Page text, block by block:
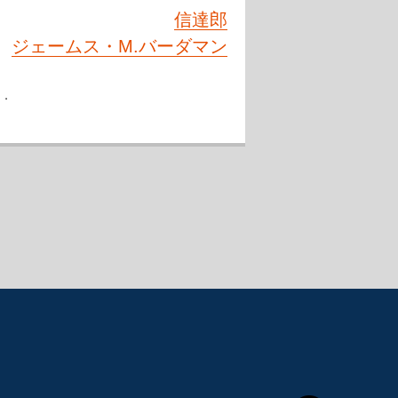
信達郎
ジェームス・M.バーダマン